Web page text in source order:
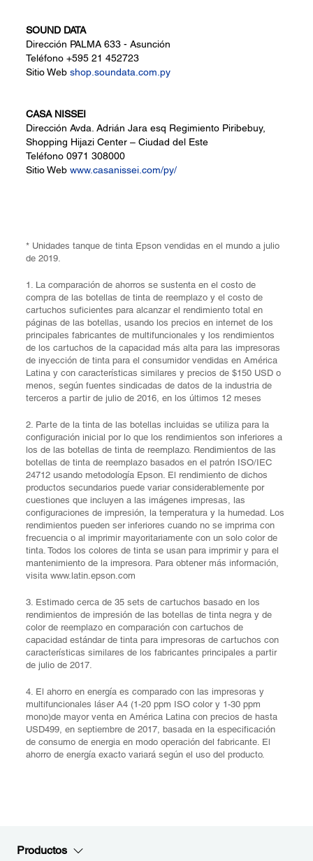
SOUND DATA
Dirección PALMA 633 - Asunción
Teléfono +595 21 452723
Sitio Web shop.soundata.com.py
CASA NISSEI
Dirección Avda. Adrián Jara esq Regimiento Piribebuy,
Shopping Hijazi Center – Ciudad del Este
Teléfono 0971 308000
Sitio Web www.casanissei.com/py/
* Unidades tanque de tinta Epson vendidas en el mundo a julio
de 2019.
1. La comparación de ahorros se sustenta en el costo de
compra de las botellas de tinta de reemplazo y el costo de
cartuchos suficientes para alcanzar el rendimiento total en
páginas de las botellas, usando los precios en internet de los
principales fabricantes de multifuncionales y los rendimientos
de los cartuchos de la capacidad más alta para las impresoras
de inyección de tinta para el consumidor vendidas en América
Latina y con características similares y precios de $150 USD o
menos, según fuentes sindicadas de datos de la industria de
terceros a partir de julio de 2016, en los últimos 12 meses
2. Parte de la tinta de las botellas incluidas se utiliza para la
configuración inicial por lo que los rendimientos son inferiores a
los de las botellas de tinta de reemplazo. Rendimientos de las
botellas de tinta de reemplazo basados en el patrón ISO/IEC
24712 usando metodología Epson. El rendimiento de dichos
productos secundarios puede variar considerablemente por
cuestiones que incluyen a las imágenes impresas, las
configuraciones de impresión, la temperatura y la humedad. Los
rendimientos pueden ser inferiores cuando no se imprima con
frecuencia o al imprimir mayoritariamente con un solo color de
tinta. Todos los colores de tinta se usan para imprimir y para el
mantenimiento de la impresora. Para obtener más información,
visita www.latin.epson.com
3. Estimado cerca de 35 sets de cartuchos basado en los
rendimientos de impresión de las botellas de tinta negra y de
color de reemplazo en comparación con cartuchos de
capacidad estándar de tinta para impresoras de cartuchos con
características similares de los fabricantes principales a partir
de julio de 2017.
4. El ahorro en energía es comparado con las impresoras y
multifuncionales láser A4 (1-20 ppm ISO color y 1-30 ppm
mono)de mayor venta en América Latina con precios de hasta
USD499, en septiembre de 2017, basada en la especificación
de consumo de energia en modo operación del fabricante. El
ahorro de energía exacto variará según el uso del producto.
Productos